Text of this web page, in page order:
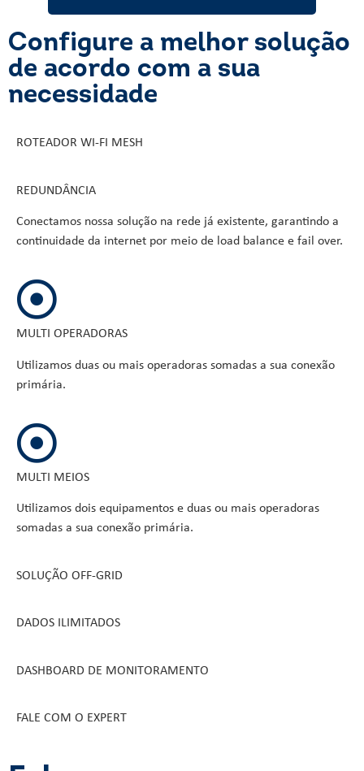
Configure a melhor solução
de acordo com a sua
necessidade
ROTEADOR WI-FI MESH
REDUNDÂNCIA
Conectamos nossa solução na rede já existente, garantindo a
continuidade da internet por meio de load balance e fail over.
MULTI OPERADORAS
Utilizamos duas ou mais operadoras somadas a sua conexão
primária.
MULTI MEIOS
Utilizamos dois equipamentos e duas ou mais operadoras
somadas a sua conexão primária.
SOLUÇÃO OFF-GRID
DADOS ILIMITADOS
DASHBOARD DE MONITORAMENTO
FALE COM O EXPERT